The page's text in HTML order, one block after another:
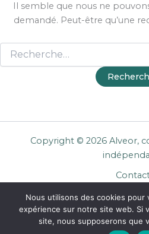
Il semble que nous ne
demandé. Peut-être qu’une
Copyright © 2026 Alveor,
Mentions
Nous utilisons des cookies pour
expérience sur notre site web. Si
site, nous supposerons que